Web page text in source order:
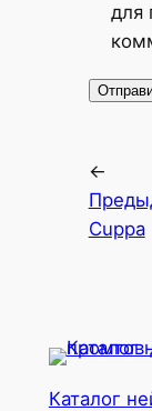
для
←
Cuppa
Каталог